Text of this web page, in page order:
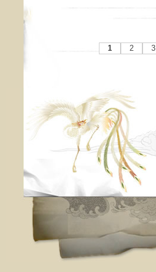
1 2 3